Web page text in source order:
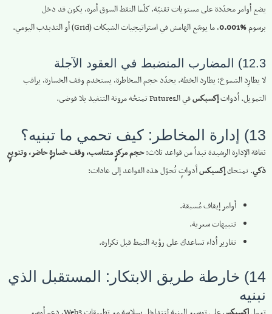
يضع أوامر محدّدة على مستويات تقنيّة. كلّما التقط السوق أمره، يكون قد دخل
برسوم‎0.001%‎، ما يوسّع الهامش في استراتيجيات الشبكات (Grid) أو التذبذب اليومي.
12.3) المضارب المنضبط في العقود الآجلة
لا يطارِد الشموع؛ يطارد الخطة. يحدّد حجم المخاطرة، يستخدم وقف الخسارة، يراقب
التمويل. أدواتإكسبكسفي الـFutures تمنحُه مرونة التنفيذ بلا فوضى.
13) إدارة المخاطر: كيف تحمي ما تبنيه؟
ثقافة الإدارة الرشيدة تبدأ من قواعد ثلاث:حجم مركزٍ متناسب، وقف خسارةٍ حاضر، وتنويعٍ
ذكي. تمنحكإكسبكسأدواتٍ تُحوّل هذه القواعد إلى عادات:
أوامر إيقاف مُسبقة.
تنبيهات سعرية.
تقارير أداء تساعدك على رؤية النمط قبل تكراره.
14) خارطة طريق الابتكار: المستقبل الذي
نبنيه